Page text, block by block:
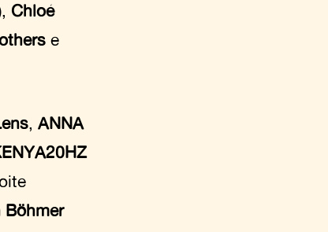
Chloé
e
, ANNA
Böhmer